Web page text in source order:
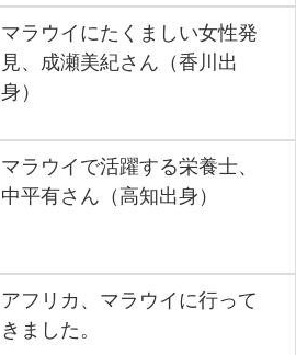
マラウイにたくましい女性発
見、成瀬美紀さん（香川出
身）
マラウイで活躍する栄養士、
中平有さん（高知出身）
アフリカ、マラウイに行って
きました。